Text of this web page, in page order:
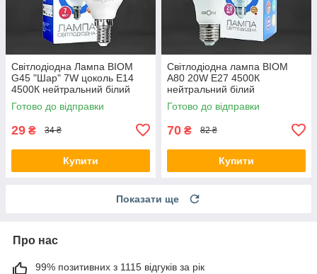
Світлодіодна Лампа BIOM
G45 "Шар" 7W цоколь Е14
4500К нейтральний білий
Готово до відправки
29 ₴ 34 ₴
Купити
Світлодіодна лампа BIOM
A80 20W E27 4500К
нейтральний білий
Готово до відправки
70 ₴ 82 ₴
Купити
Показати ще
Про нас
99% позитивних з 1115 відгуків за рік